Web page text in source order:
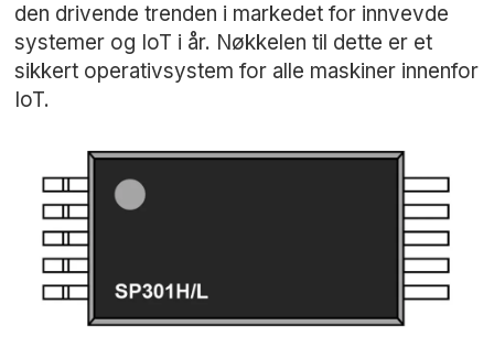
den drivende trenden i markedet for innvevde
systemer og IoT i år. Nøkkelen til dette er et
sikkert operativsystem for alle maskiner innenfor
IoT.